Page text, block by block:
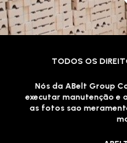
TODOS OS
Nós da ABelt Group
executar manutenção e
as fotos sao